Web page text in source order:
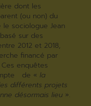
dont les
(ou non) du
sociologue Jean
sur des
2012 et 2018,
financé par
enquêtes
de «la
différents projets
désormais lieu ».